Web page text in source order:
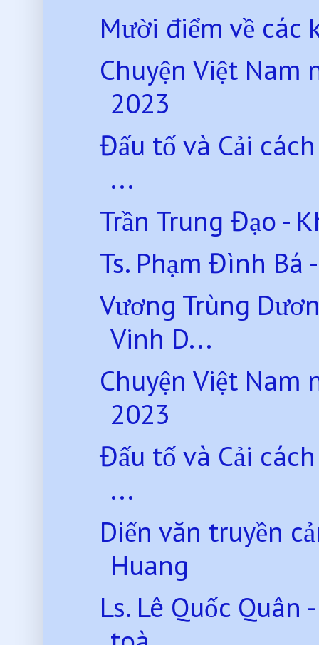
Mười điểm về các
Chuyện Việt
2023
Đấu tố và Cải
...
Trần Trung Đạo -
Ts. Phạm Đình Bá
Vương Trùng
Vinh D...
Chuyện Việt Nam
2023
Đấu tố và Cải
...
Diến văn truyền
Huang
Ls. Lê Quốc